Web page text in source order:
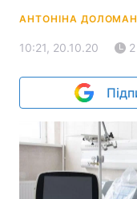
АНТОНІНА
10:21, 20.10.20